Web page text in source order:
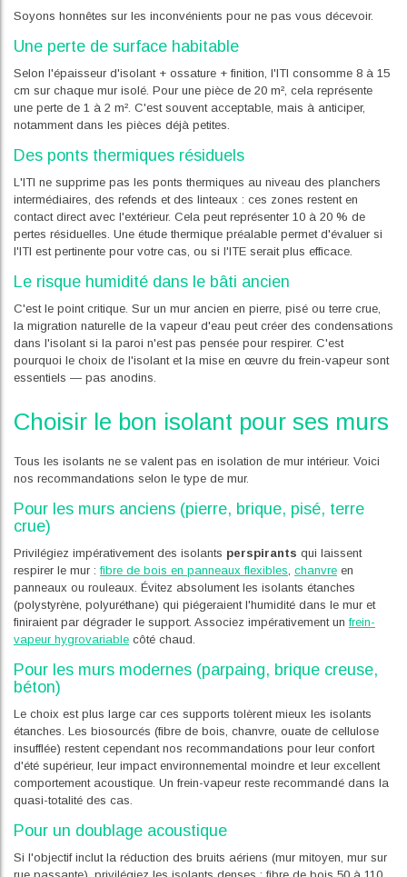
Soyons honnêtes sur les inconvénients pour ne pas vous décevoir.
Une perte de surface habitable
Selon l'épaisseur d'isolant + ossature + finition, l'ITI consomme 8 à 15
cm sur chaque mur isolé. Pour une pièce de 20 m², cela représente
une perte de 1 à 2 m². C'est souvent acceptable, mais à anticiper,
notamment dans les pièces déjà petites.
Des ponts thermiques résiduels
L'ITI ne supprime pas les ponts thermiques au niveau des planchers
intermédiaires, des refends et des linteaux : ces zones restent en
contact direct avec l'extérieur. Cela peut représenter 10 à 20 % de
pertes résiduelles. Une étude thermique préalable permet d'évaluer si
l'ITI est pertinente pour votre cas, ou si l'ITE serait plus efficace.
Le risque humidité dans le bâti ancien
C'est le point critique. Sur un mur ancien en pierre, pisé ou terre crue,
la migration naturelle de la vapeur d'eau peut créer des condensations
dans l'isolant si la paroi n'est pas pensée pour respirer. C'est
pourquoi le choix de l'isolant et la mise en œuvre du frein-vapeur sont
essentiels — pas anodins.
Choisir le bon isolant pour ses murs
Tous les isolants ne se valent pas en isolation de mur intérieur. Voici
nos recommandations selon le type de mur.
Pour les murs anciens (pierre, brique, pisé, terre
crue)
Privilégiez impérativement des isolants perspirants qui laissent
respirer le mur :fibre de bois en panneaux flexibles chanvre en
panneaux ou rouleaux. Évitez absolument les isolants étanches
(polystyrène, polyuréthane) qui piégeraient l'humidité dans le mur et
finiraient par dégrader le support. Associez impérativement unfrein-
vapeur hygrovariable côté chaud.
Pour les murs modernes (parpaing, brique creuse,
béton)
Le choix est plus large car ces supports tolèrent mieux les isolants
étanches. Les biosourcés (fibre de bois, chanvre, ouate de cellulose
insufflée) restent cependant nos recommandations pour leur confort
d'été supérieur, leur impact environnemental moindre et leur excellent
comportement acoustique. Un frein-vapeur reste recommandé dans la
quasi-totalité des cas.
Pour un doublage acoustique
Si l'objectif inclut la réduction des bruits aériens (mur mitoyen, mur sur